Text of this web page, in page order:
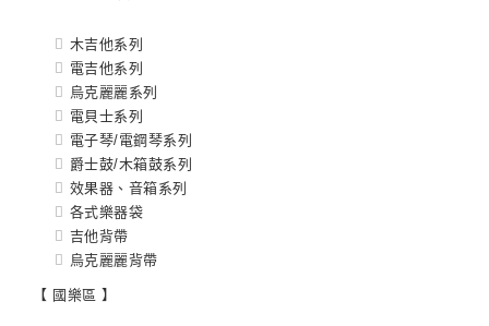
木吉他系列
電吉他系列
烏克麗麗系列
電貝士系列
電子琴/電鋼琴系列
爵士鼓/木箱鼓系列
效果器、音箱系列
各式樂器袋
吉他背帶
烏克麗麗背帶
【 國樂區 】